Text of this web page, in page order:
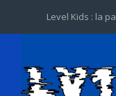
Level Kids : la